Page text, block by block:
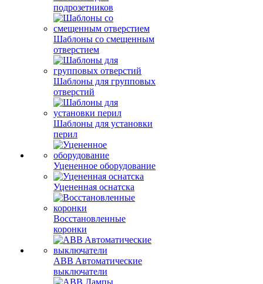
подрозетников
Шаблоны со смещенным
отверстием
Шаблоны для групповых
отверстий
Шаблоны для установки
перил
Уцененное оборудование
Уцененная оснатска
Восстановленные
коронки
ABB Aвтоматические
выключатели